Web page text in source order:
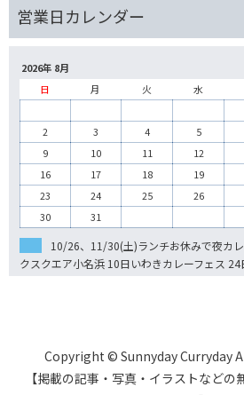
2026年 8月
日
月 火 水
2
3 4 5
9
10 11 12
16
17 18 19
23
24 25 26
30
31
10/26、11/30(土)ランチお休みで夜カ
クスクエア小名浜 10日いわきカレーフェス 24
Copyright © Sunnyday Curryday
【掲載の記事・写真・イラストなど